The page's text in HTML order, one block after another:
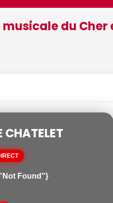
du Cher
CHATELET
Found"}